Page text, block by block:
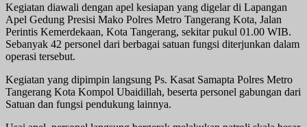
Kegiatan diawali dengan apel kesiapan yang digelar di Lapangan
Apel Gedung Presisi Mako Polres Metro Tangerang Kota, Jalan
Perintis Kemerdekaan, Kota Tangerang, sekitar pukul 01.00 WIB.
Sebanyak 42 personel dari berbagai satuan fungsi diterjunkan dalam
operasi tersebut.
Kegiatan yang dipimpin langsung Ps. Kasat Samapta Polres Metro
Tangerang Kota Kompol Ubaidillah, beserta personel gabungan dari
Satuan dan fungsi pendukung lainnya.